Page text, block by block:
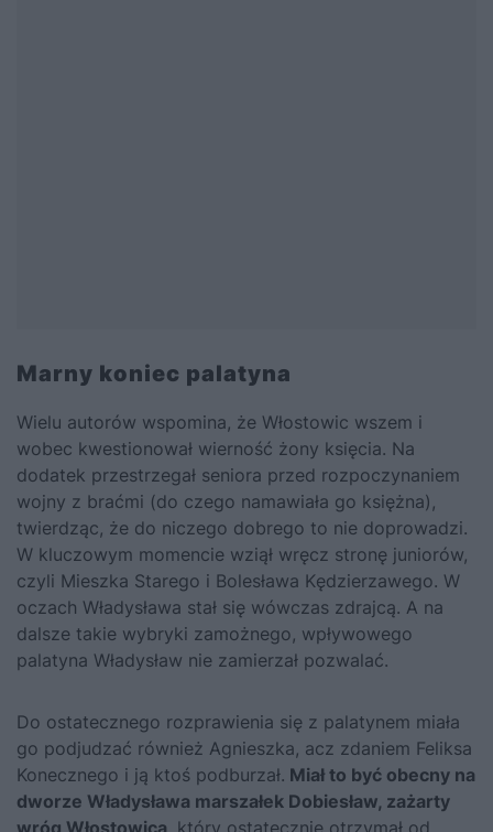
Marny koniec palatyna
Wielu autorów wspomina, że Włostowic wszem i
wobec kwestionował wierność żony księcia. Na
dodatek przestrzegał seniora przed rozpoczynaniem
wojny z braćmi (do czego namawiała go księżna),
twierdząc, że do niczego dobrego to nie doprowadzi.
W kluczowym momencie wziął wręcz stronę juniorów,
czyli Mieszka Starego i Bolesława Kędzierzawego. W
oczach Władysława stał się wówczas zdrajcą. A na
dalsze takie wybryki zamożnego, wpływowego
palatyna Władysław nie zamierzał pozwalać.
Do ostatecznego rozprawienia się z palatynem miała
go podjudzać również Agnieszka, acz zdaniem Feliksa
Konecznego i ją ktoś podburzał. Miał to być obecny na
dworze Władysława marszałek Dobiesław, zażarty
wróg Włostowica , który ostatecznie otrzymał od